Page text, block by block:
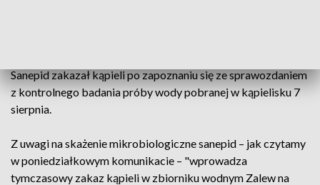
Sanepid zakazał kąpieli po zapoznaniu się ze sprawozdaniem
z kontrolnego badania próby wody pobranej w kąpielisku 7
sierpnia.
Z uwagi na skażenie mikrobiologiczne sanepid – jak czytamy
w poniedziałkowym komunikacie – "wprowadza
tymczasowy zakaz kąpieli w zbiorniku wodnym Zalew na